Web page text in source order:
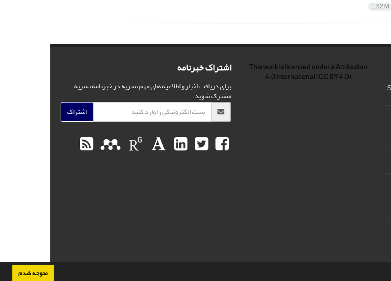
متوجه شدم
1.52 M
This work is licensed under aAttribution
4.0 International(CC BY 4.0) اشتراک خبرنامه
برای دریافت اخبار و اطلاعیه های مهم نشریه در خبرنامه نشریه
مشترک شوید.
اشتراک